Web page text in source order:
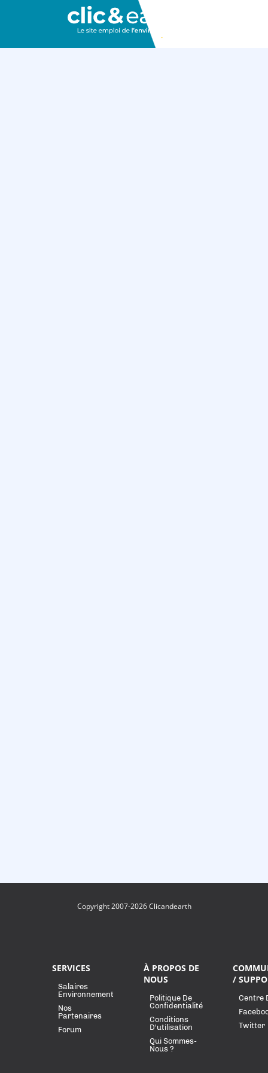
Copyright 2007-2026 Clicandearth
SERVICES
Salaires
Environnement
Nos
Partenaires
Forum
À PROPOS DE
NOUS
Politique De
Confidentialité
Conditions
D'utilisation
Qui Sommes-
Nous ?
/
Centre
Twitter